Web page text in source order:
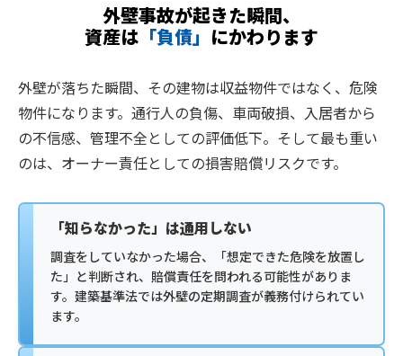
外壁事故が起きた瞬間、
資産は 「負債」 にかわります
外壁が落ちた瞬間、その建物は収益物件ではなく、危険
物件になります。通行人の負傷、車両破損、入居者から
の不信感、管理不全としての評価低下。そして最も重い
のは、オーナー責任としての損害賠償リスクです。
「知らなかった」は通用しない
調査をしていなかった場合、「想定できた危険を放置し
た」と判断され、賠償責任を問われる可能性がありま
す。建築基準法では外壁の定期調査が義務付けられてい
ます。